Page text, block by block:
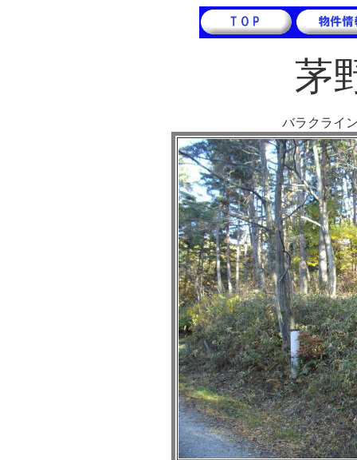
茅
バラクライ